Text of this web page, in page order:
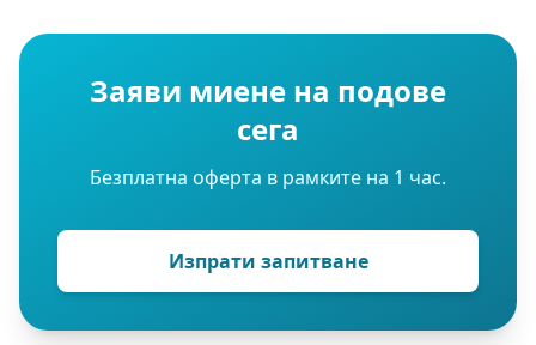
Заяви миене на подове
сега
Безплатна оферта в рамките на 1 час.
Изпрати запитване